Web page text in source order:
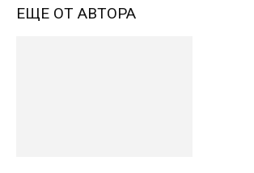
ЕЩЕ ОТ АВТОРА